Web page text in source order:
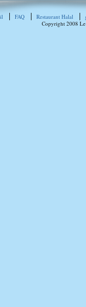
FAQ Restaurant Halal
Copyright 2008